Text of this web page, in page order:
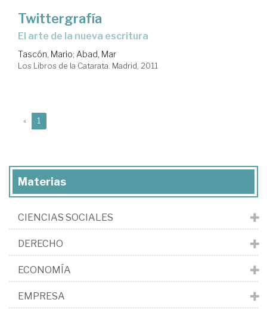
Twittergrafía
el arte de la nueva escritura
Tascón, Mario; Abad, Mar
Los Libros de la Catarata. Madrid, 2011
« 1
Materias
CIENCIAS SOCIALES
DERECHO
ECONOMÍA
EMPRESA